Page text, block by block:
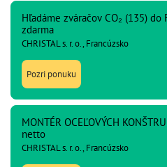
Hľadáme zváračov CO₂ (135)
zdarma
CHRISTAL s. r. o., Francúzsko
Pozri ponuku
MONTÉR OCEĽOVÝCH
netto
CHRISTAL s. r. o., Francúzsko